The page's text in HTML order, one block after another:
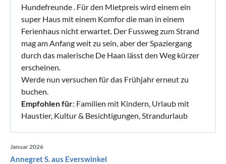
Hundefreunde . Für den Mietpreis wird einem ein
super Haus mit einem Komfor die man in einem
Ferienhaus nicht erwartet. Der Fussweg zum Strand
mag am Anfang weit zu sein, aber der Spaziergang
durch das malerische De Haan lässt den Weg kürzer
erscheinen.
Werde nun versuchen für das Frühjahr erneut zu
buchen.
Empfohlen für: Familien mit Kindern, Urlaub mit
Haustier, Kultur & Besichtigungen, Strandurlaub
Januar 2026
Annegret S. aus Everswinkel